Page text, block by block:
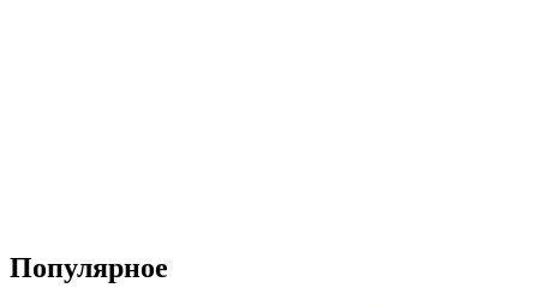
Популярное